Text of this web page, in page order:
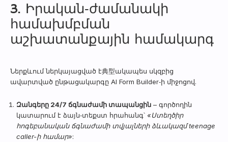
3. Իրական‑ժամանակի
համախմբման
աշխատանքային համակարգ
Ներքևում ներկայացված է典型ակապես սկզբից
ավարտված ընթացակարգը AI Form Builder‑ի միջոցով.
Զանգերը 24/7 ճգնաժամի տապանցին – գործողին
կատարում է ձայն‑տեքստ հրահանգ՝ «Ստեղծիր
հոգեբանական ճգնաժամի տվյալների ձևակազմ teenage
caller-ի համար»: